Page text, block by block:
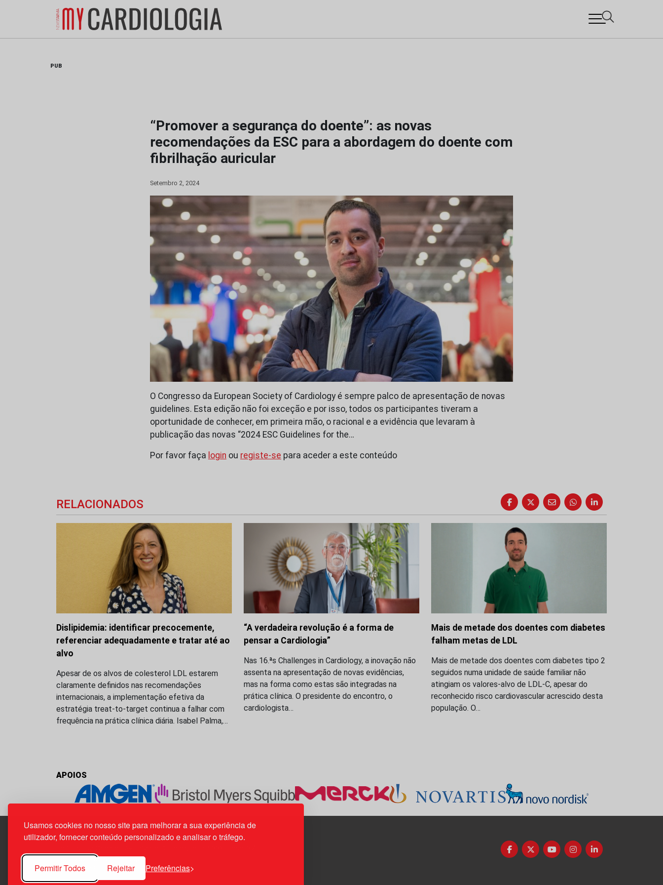
Usamos cookies no nosso site para melhorar a sua experiência de
utilizador, fornecer conteúdo personalizado e analisar o tráfego.
Permitir Todos Rejeitar Preferências
PUB
“Promover a segurança do doente”: as novas
recomendações da ESC para a abordagem do doente com
fibrilhação auricular
Setembro 2, 2024
O Congresso da European Society of Cardiology é sempre palco de apresentação de novas
guidelines. Esta edição não foi exceção e por isso, todos os participantes tiveram a
oportunidade de conhecer, em primeira mão, o racional e a evidência que levaram à
publicação das novas “2024 ESC Guidelines for the…
Por favor faça login ou registe-se para aceder a este conteúdo
RELACIONADOS
Dislipidemia: identificar precocemente,
referenciar adequadamente e tratar até ao
alvo
Apesar de os alvos de colesterol LDL estarem
claramente definidos nas recomendações
internacionais, a implementação efetiva da
estratégia treat-to-target continua a falhar com
frequência na prática clínica diária. Isabel Palma,…
“A verdadeira revolução é a forma de
pensar a Cardiologia”
Nas 16.ªs Challenges in Cardiology, a inovação não
assenta na apresentação de novas evidências,
mas na forma como estas são integradas na
prática clínica. O presidente do encontro, o
cardiologista…
Mais de metade dos doentes com diabetes
falham metas de LDL
Mais de metade dos doentes com diabetes tipo 2
seguidos numa unidade de saúde familiar não
atingiam os valores-alvo de LDL-C, apesar do
reconhecido risco cardiovascular acrescido desta
população. O…
APOIOS
1800-282 Lisboa | Portugal
21 850 40 65